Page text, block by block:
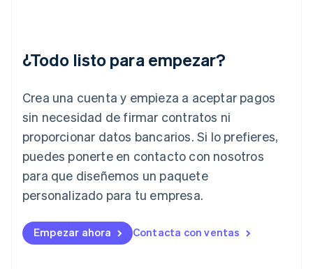
¿Todo listo para empezar?
Crea una cuenta y empieza a aceptar pagos
sin necesidad de firmar contratos ni
proporcionar datos bancarios. Si lo prefieres,
puedes ponerte en contacto con nosotros
para que diseñemos un paquete
personalizado para tu empresa.
Empezar ahora Contacta con ventas
Irlanda
Italia
English
Japón
日本語English
Letonia
Liechtenstein
DeutschEnglish
English
Luxemburgo